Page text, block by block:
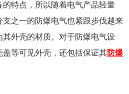
特点，所以随着电气产品轻量
之一的防爆电气也紧跟步伐越来
外壳的材质。对于防爆电气设
等可见外壳，还包括保证其防爆